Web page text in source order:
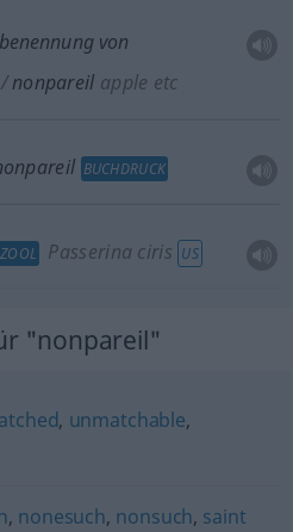
von
nonpareil apple etc
BUCHDRUCK
ZOOL Passerina ciris US
"nonpareil"
, unmatchable,
, nonesuch, nonsuch, saint